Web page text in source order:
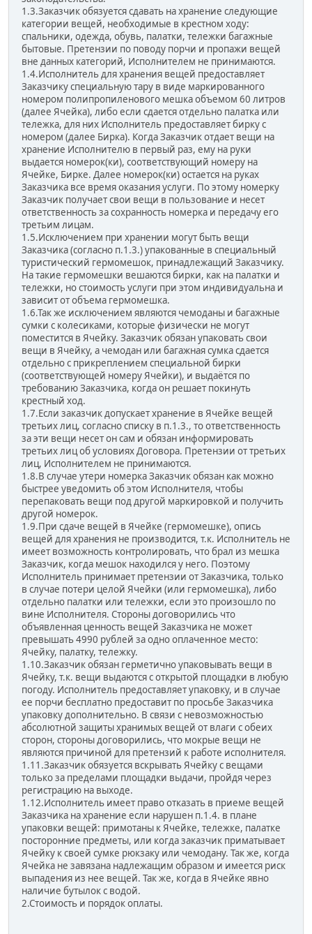
1.3.Заказчик обязуется сдавать на хранение следующие
категории вещей, необходимые в крестном ходу:
спальники, одежда, обувь, палатки, тележки багажные
бытовые. Претензии по поводу порчи и пропажи вещей
вне данных категорий, Исполнителем не принимаются.
1.4.Исполнитель для хранения вещей предоставляет
Заказчику специальную тару в виде маркированного
номером полипропиленового мешка объемом 60 литров
(далее Ячейка), либо если сдается отдельно палатка или
тележка, для них Исполнитель предоставляет бирку с
номером (далее Бирка). Когда Заказчик отдает вещи на
хранение Исполнителю в первый раз, ему на руки
выдается номерок(ки), соответствующий номеру на
Ячейке, Бирке. Далее номерок(ки) остается на руках
Заказчика все время оказания услуги. По этому номерку
Заказчик получает свои вещи в пользование и несет
ответственность за сохранность номерка и передачу его
третьим лицам.
1.5.Исключением при хранении могут быть вещи
Заказчика (согласно п.1.3.) упакованные в специальный
туристический гермомешок, принадлежащий Заказчику.
На такие гермомешки вешаются бирки, как на палатки и
тележки, но стоимость услуги при этом индивидуальна и
зависит от объема гермомешка.
1.6.Так же исключением являются чемоданы и багажные
сумки с колесиками, которые физически не могут
поместится в Ячейку. Заказчик обязан упаковать свои
вещи в Ячейку, а чемодан или багажная сумка сдается
отдельно с прикреплением специальной бирки
(соответствующей номеру Ячейки), и выдаётся по
требованию Заказчика, когда он решает покинуть
крестный ход.
1.7.Если заказчик допускает хранение в Ячейке вещей
третьих лиц, согласно списку в п.1.3., то ответственность
за эти вещи несет он сам и обязан информировать
третьих лиц об условиях Договора. Претензии от третьих
лиц, Исполнителем не принимаются.
1.8.В случае утери номерка Заказчик обязан как можно
быстрее уведомить об этом Исполнителя, чтобы
перепаковать вещи под другой маркировкой и получить
другой номерок.
1.9.При сдаче вещей в Ячейке (гермомешке), опись
вещей для хранения не производится, т.к. Исполнитель не
имеет возможность контролировать, что брал из мешка
Заказчик, когда мешок находился у него. Поэтому
Исполнитель принимает претензии от Заказчика, только
в случае потери целой Ячейки (или гермомешка), либо
отдельно палатки или тележки, если это произошло по
вине Исполнителя. Стороны договорились что
объявленная ценность вещей Заказчика не может
превышать 4990 рублей за одно оплаченное место:
Ячейку, палатку, тележку.
1.10.Заказчик обязан герметично упаковывать вещи в
Ячейку, т.к. вещи выдаются с открытой площадки в любую
погоду. Исполнитель предоставляет упаковку, и в случае
ее порчи бесплатно предоставит по просьбе Заказчика
упаковку дополнительно. В связи с невозможностью
абсолютной защиты хранимых вещей от влаги с обеих
сторон, стороны договорились, что мокрые вещи не
являются причиной для претензий к работе исполнителя.
1.11.Заказчик обязуется вскрывать Ячейку с вещами
только за пределами площадки выдачи, пройдя через
регистрацию на выходе.
1.12.Исполнитель имеет право отказать в приеме вещей
Заказчика на хранение если нарушен п.1.4. в плане
упаковки вещей: примотаны к Ячейке, тележке, палатке
посторонние предметы, или когда заказчик приматывает
Ячейку к своей сумке рюкзаку или чемодану. Так же, когда
Ячейка не завязана надлежащим образом и имеется риск
выпадения из нее вещей. Так же, когда в Ячейке явно
наличие бутылок с водой.
2.Стоимость и порядок оплаты.